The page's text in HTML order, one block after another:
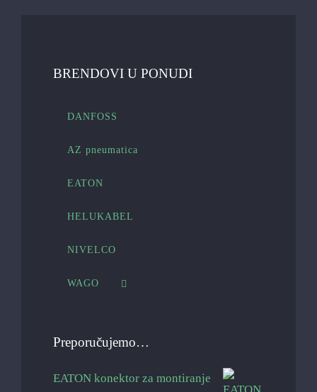
BRENDOVI U PONUDI
DANFOSS
AZ pneumatica
EATON
HELUKABEL
NIVELCO
WAGO
Preporučujemo…
EATON konektor za montiranje